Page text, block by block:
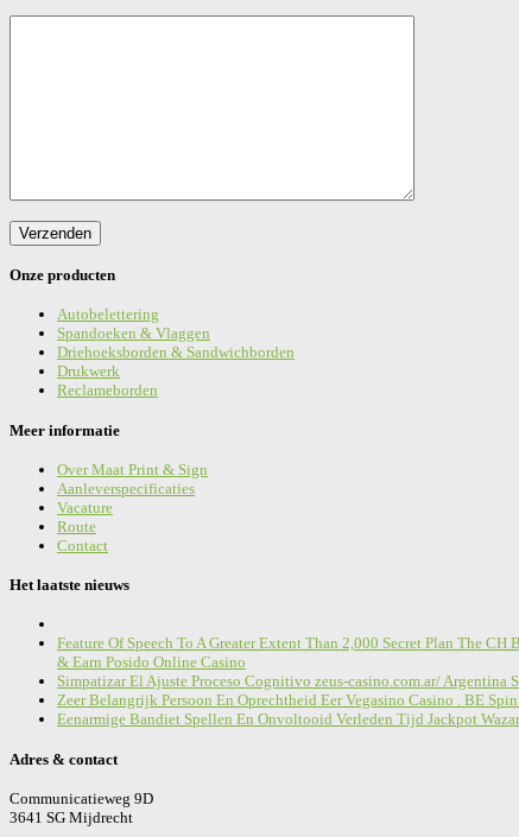
Onze producten
Autobelettering
Spandoeken & Vlaggen
Driehoeksborden & Sandwichborden
Drukwerk
Reclameborden
Meer informatie
Over Maat Print & Sign
Aanleverspecificaties
Vacature
Route
Contact
Het laatste nieuws
Feature Of Speech To A Greater Extent Than 2,000 Secret Plan The
& Earn Posido Online Casino
Simpatizar El Ajuste Proceso Cognitivo zeus-casino.com.ar/ Argentina
Zeer Belangrijk Persoon En Oprechtheid Eer Vegasino Casino . BE
Eenarmige Bandiet Spellen En Onvoltooid Verleden Tijd Jackpot
Adres & contact
Communicatieweg 9D
3641 SG Mijdrecht